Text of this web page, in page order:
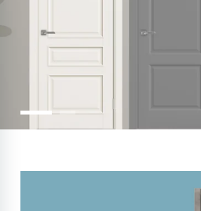
Тоскана